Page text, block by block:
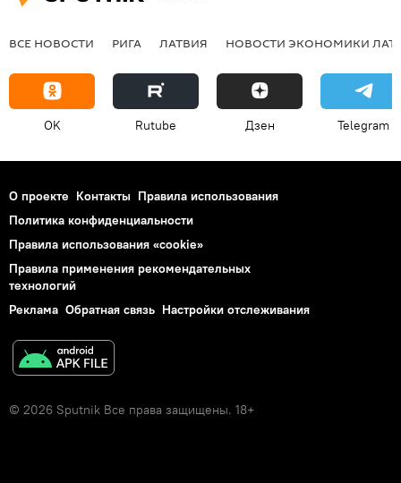
ВСЕ НОВОСТИ РИГА ЛАТВИЯ НОВОСТИ ЭКОНОМИКИ
OK Rutube Дзен Telegram
О проекте Контакты Правила использования
Политика конфиденциальности
Правила использования «cookie»
Правила применения рекомендательных
технологий
Реклама Обратная связь Настройки отслеживания
© 2026 Sputnik Все права защищены. 18+